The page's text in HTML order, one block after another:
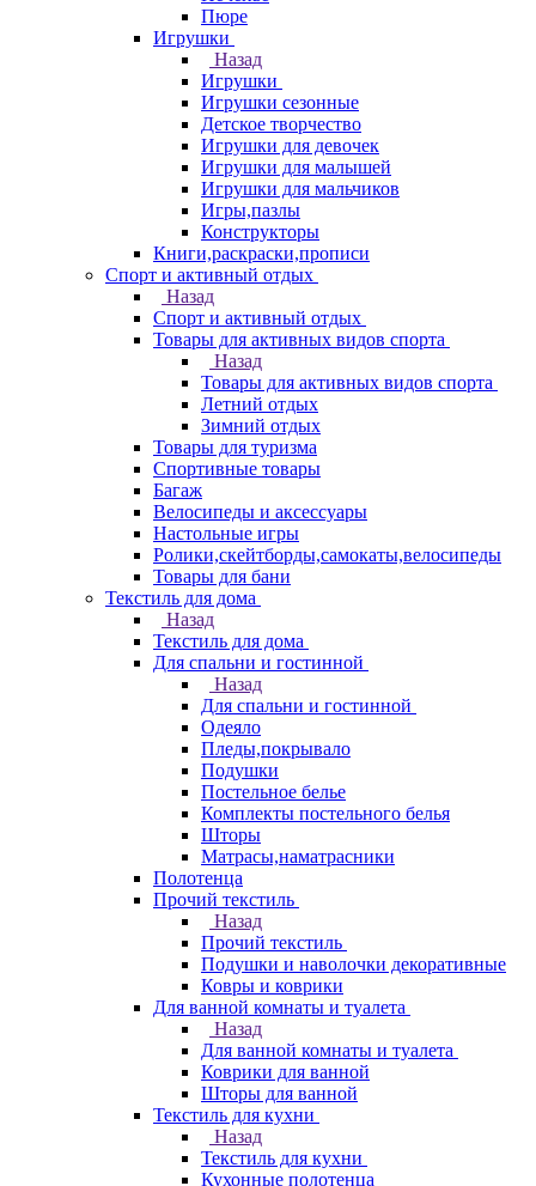
Пюре
Игрушки
Назад
Игрушки
Игрушки сезонные
Детское творчество
Игрушки для девочек
Игрушки для малышей
Игрушки для мальчиков
Игры,пазлы
Конструкторы
Книги,раскраски,прописи
Спорт и активный отдых
Назад
Спорт и активный отдых
Товары для активных видов спорта
Назад
Товары для активных видов спорта
Летний отдых
Зимний отдых
Товары для туризма
Спортивные товары
Багаж
Велосипеды и аксессуары
Настольные игры
Ролики,скейтборды,самокаты,велосипеды
Товары для бани
Текстиль для дома
Назад
Текстиль для дома
Для спальни и гостинной
Назад
Для спальни и гостинной
Одеяло
Пледы,покрывало
Подушки
Постельное белье
Комплекты постельного белья
Шторы
Матрасы,наматрасники
Полотенца
Прочий текстиль
Назад
Прочий текстиль
Подушки и наволочки декоративные
Ковры и коврики
Для ванной комнаты и туалета
Назад
Для ванной комнаты и туалета
Коврики для ванной
Шторы для ванной
Текстиль для кухни
Назад
Текстиль для кухни
Кухонные полотенца